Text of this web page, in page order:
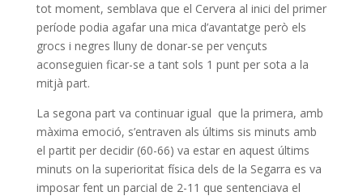
tot moment, semblava que el Cervera al inici del primer
període podia agafar una mica d’avantatge però els
grocs i negres lluny de donar-se per vençuts
aconseguien ficar-se a tant sols 1 punt per sota a la
mitjà part.
La segona part va continuar igual que la primera, amb
màxima emoció, s’entraven als últims sis minuts amb
el partit per decidir (60-66) va estar en aquest últims
minuts on la superioritat física dels de la Segarra es va
imposar fent un parcial de 2-11 que sentenciava el